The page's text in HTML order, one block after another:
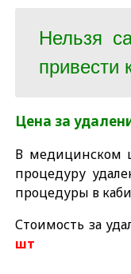
Нельзя
привести
Цена за
В медицинском
процедуру
процедуры в
Стоимость за
шт